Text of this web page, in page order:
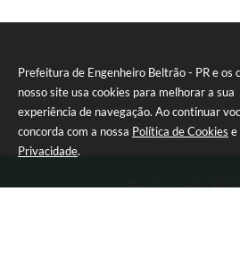
Prefeitura de Engenheiro Beltrão - PR e os
nosso site usa cookies para melhorar a sua
experiência de navegação. Ao continuar
concorda com a nossa Política de Cookies e
Privacidade.
Telefone: (44)